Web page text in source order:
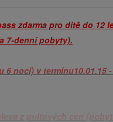
zdarma pro dítě do 12
7-denní pobyty).
6 nocí) v termínu10.01.15
z pultových cen (pobyt